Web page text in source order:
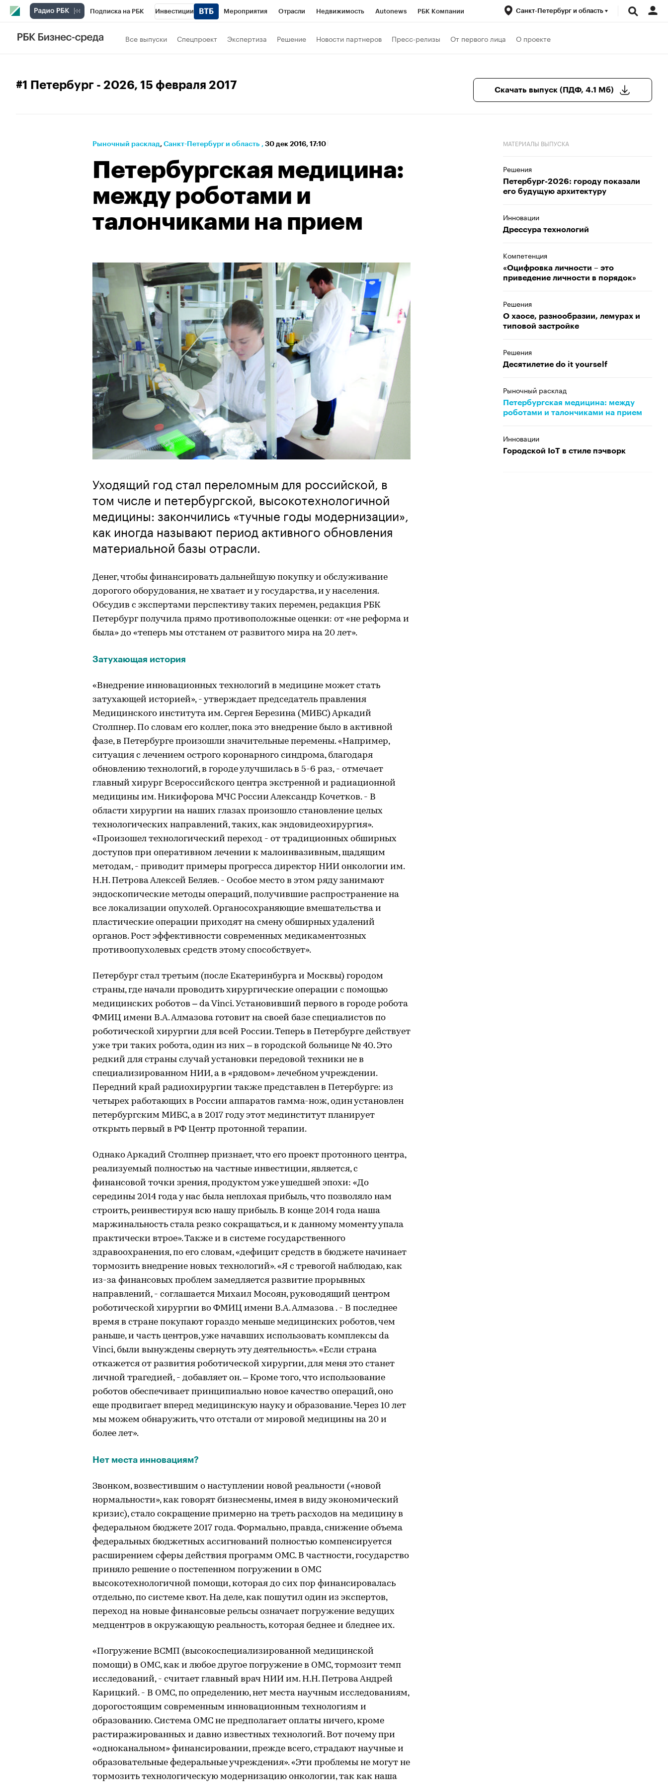
Подписка на РБК Инвестиции Мероприятия Отрасли Недвижимость Autonews РБК Компании
Телеканал
Спецпроекты
Санкт-Петербург и область
Все выпуски Спецпроект Экспертиза Решение Новости партнеров Пресс-релизы От первого лица О проекте
#1 Петербург - 2026, 15 февраля 2017 Скачать выпуск (ПДФ, 4.1 Мб)
Рыночный расклад⁠, Санкт-Петербург и область , 30 дек 2016, 17:10
Петербургская медицина:
между роботами и
талончиками на прием
Уходящий год стал переломным для российской, в
том числе и петербургской, высокотехнологичной
медицины: закончились «тучные годы модернизации»,
как иногда называют период активного обновления
материальной базы отрасли.
Денег, чтобы финансировать дальнейшую покупку и обслуживание
дорогого оборудования, не хватает и у государства, и у населения.
Обсудив с экспертами перспективу таких перемен, редакция РБК
Петербург получила прямо противоположные оценки: от «не реформа и
была» до «теперь мы отстанем от развитого мира на 20 лет».
Затухающая история
«Внедрение инновационных технологий в медицине может стать
затухающей историей», - утверждает председатель правления
Медицинского института им. Сергея Березина (МИБС) Аркадий
Столпнер. По словам его коллег, пока это внедрение было в активной
фазе, в Петербурге произошли значительные перемены. «Например,
ситуация с лечением острого коронарного синдрома, благодаря
обновлению технологий, в городе улучшилась в 5-6 раз, - отмечает
главный хирург Всероссийского центра экстренной и радиационной
медицины им. Никифорова МЧС России Александр Кочетков. - В
области хирургии на наших глазах произошло становление целых
технологических направлений, таких, как эндовидеохирургия».
«Произошел технологический переход - от традиционных обширных
доступов при оперативном лечении к малоинвазивным, щадящим
методам, - приводит примеры прогресса директор НИИ онкологии им.
Н.Н. Петрова Алексей Беляев. - Особое место в этом ряду занимают
эндоскопические методы операций, получившие распространение на
все локализации опухолей. Органосохраняющие вмешательства и
пластические операции приходят на смену обширных удалений
органов. Рост эффективности современных медикаментозных
противоопухолевых средств этому способствует».
Петербург стал третьим (после Екатеринбурга и Москвы) городом
страны, где начали проводить хирургические операции с помощью
медицинских роботов – da Vinci. Установивший первого в городе робота
ФМИЦ имени В.А. Алмазова готовит на своей базе специалистов по
роботической хирургии для всей России. Теперь в Петербурге действует
уже три таких робота, один из них – в городской больнице № 40. Это
редкий для страны случай установки передовой техники не в
специализированном НИИ, а в «рядовом» лечебном учреждении.
Передний край радиохирургии также представлен в Петербурге: из
четырех работающих в России аппаратов гамма-нож, один установлен
петербургским МИБС, а в 2017 году этот мединститут планирует
открыть первый в РФ Центр протонной терапии.
Однако Аркадий Столпнер признает, что его проект протонного центра,
реализуемый полностью на частные инвестиции, является, с
финансовой точки зрения, продуктом уже ушедшей эпохи: «До
середины 2014 года у нас была неплохая прибыль, что позволяло нам
строить, реинвестируя всю нашу прибыль. В конце 2014 года наша
маржинальность стала резко сокращаться, и к данному моменту упала
практически втрое». Также и в системе государственного
здравоохранения, по его словам, «дефицит средств в бюджете начинает
тормозить внедрение новых технологий». «Я с тревогой наблюдаю, как
из-за финансовых проблем замедляется развитие прорывных
направлений, - соглашается Михаил Мосоян, руководящий центром
роботической хирургии во ФМИЦ имени В.А. Алмазова . - В последнее
время в стране покупают гораздо меньше медицинских роботов, чем
раньше, и часть центров, уже начавших использовать комплексы da
Vinci, были вынуждены свернуть эту деятельность». «Если страна
откажется от развития роботической хирургии, для меня это станет
личной трагедией, - добавляет он. – Кроме того, что использование
роботов обеспечивает принципиально новое качество операций, оно
еще продвигает вперед медицинскую науку и образование. Через 10 лет
мы можем обнаружить, что отстали от мировой медицины на 20 и
более лет».
Нет места инновациям?
Звонком, возвестившим о наступлении новой реальности («новой
нормальности», как говорят бизнесмены, имея в виду экономический
кризис), стало сокращение примерно на треть расходов на медицину в
федеральном бюджете 2017 года. Формально, правда, снижение объема
федеральных бюджетных ассигнований полностью компенсируется
расширением сферы действия программ ОМС. В частности, государство
приняло решение о постепенном погружении в ОМС
высокотехнологичной помощи, которая до сих пор финансировалась
отдельно, по системе квот. На деле, как пошутил один из экспертов,
переход на новые финансовые рельсы означает погружение ведущих
медцентров в окружающую реальность, которая беднее и бледнее их.
«Погружение ВСМП (высокоспециализированной медицинской
помощи) в ОМС, как и любое другое погружение в ОМС, тормозит темп
исследований, - считает главный врач НИИ им. Н.Н. Петрова Андрей
Карицкий. - В ОМС, по определению, нет места научным исследованиям,
дорогостоящим современным инновационным технологиям и
образованию. Система ОМС не предполагает оплаты ничего, кроме
растиражированных и давно известных технологий. Вот почему при
«одноканальном» финансировании, прежде всего, страдают научные и
образовательные федеральные учреждения». «Эти проблемы не могут не
тормозить технологическую модернизацию онкологии, так как наша
МАТЕРИАЛЫ ВЫПУСКА
Решения
Петербург-2026: городу показали
его будущую архитектуру
Инновации
Дрессура технологий
Компетенция
«Оцифровка личности – это
приведение личности в порядок»
Решения
О хаосе, разнообразии, лемурах и
типовой застройке
Решения
Десятилетие do it yourself
Рыночный расклад
Петербургская медицина: между
роботами и талончиками на прием
Инновации
Городской IoT в стиле пэчворк